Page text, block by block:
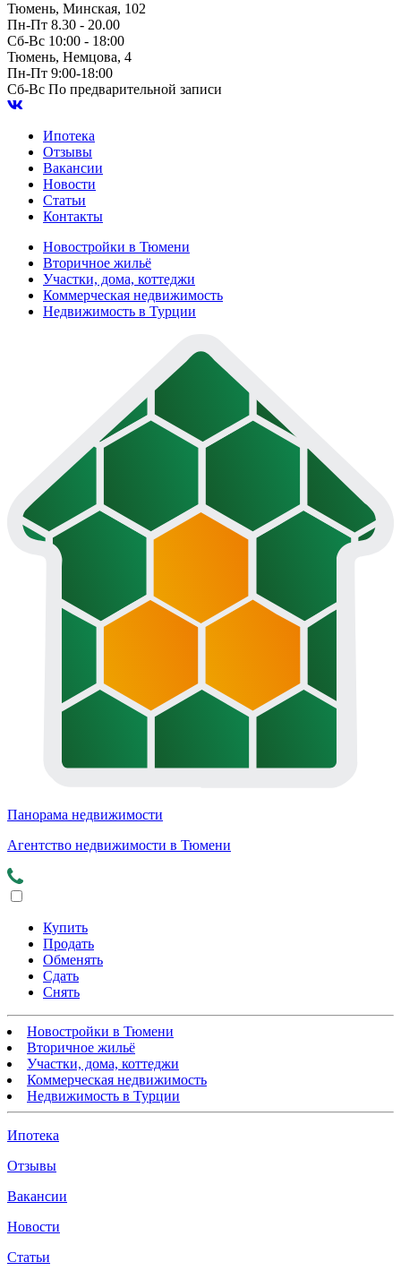
Тюмень, Минская, 102
Пн-Пт 8.30 - 20.00
Сб-Вс 10:00 - 18:00
Тюмень, Немцова, 4
Пн-Пт 9:00-18:00
Сб-Вс По предварительной записи
Ипотека
Отзывы
Вакансии
Новости
Статьи
Контакты
Новостройки в Тюмени
Вторичное жильё
Участки, дома, коттеджи
Коммерческая недвижимость
Недвижимость в Турции
Панорама недвижимости
Агентство недвижимости в Тюмени
Купить
Продать
Обменять
Сдать
Снять
Новостройки в Тюмени
Вторичное жильё
Участки, дома, коттеджи
Коммерческая недвижимость
Недвижимость в Турции
Ипотека
Отзывы
Вакансии
Новости
Статьи